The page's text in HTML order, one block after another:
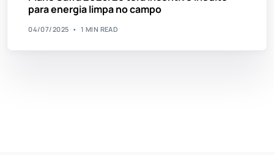
para energia limpa no campo
04/07/2025 1 MIN READ